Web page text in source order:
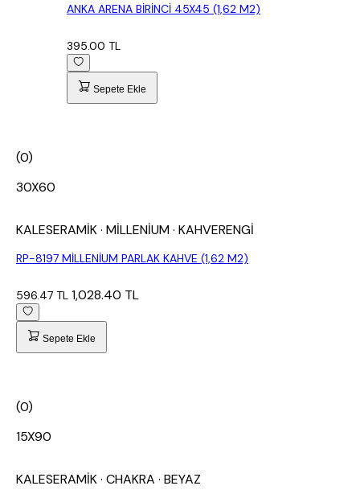
ANKA ARENA BİRİNCİ 45X45 (1,62 M2)
395.00 TL
Sepete Ekle
(0)
30X60
KALESERAMİK· MİLLENİUM· KAHVERENGİ
RP-8197 MİLLENİUM PARLAK KAHVE (1,62 M2)
596.47 TL 1,028.40 TL
Sepete Ekle
(0)
15X90
KALESERAMİK· CHAKRA · BEYAZ